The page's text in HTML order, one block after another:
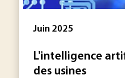
Juin 2025
L'intelligence
des usines